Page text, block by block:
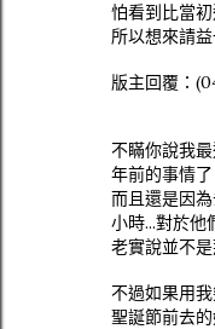
怕看到比當
所以想來請
版主回覆：
不瞞你說我
年前的事情了
而且還是因
小時...對於他
老實說並不
不過如果用
聖誕節前去